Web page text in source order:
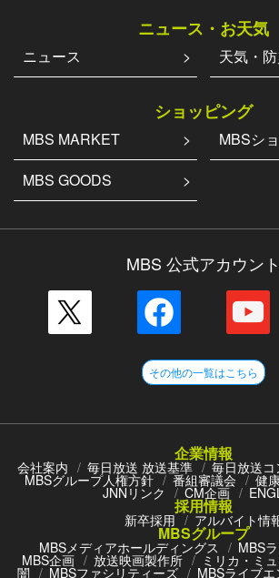
ニュース・お天気
ニュース 天気・防
ショッピング
MBS MARKET
MBSシ
MBS GOODS
MBS 公式アカウント
その他の一覧はこちら
企業情報
会社案内 毎日放送 放送基準 毎日放送
MBSグループ人権方針 番組審議会 健
JNNリンク CM企画
採用情報
新卒採用 アルバイト情
MBSグループ
MBSメディアホールディングス MBS
MBS企画 放送映画製作所 ミリカ・ミ
闇 MBSファシリティーズ MBSライブ